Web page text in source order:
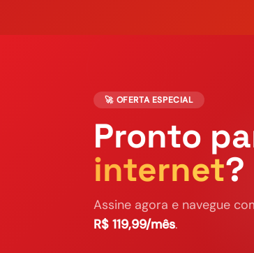
🚀 OFERTA ESPECIAL
Pronto
internet?
Assine agora e navegue
R$ 119,99/mês.